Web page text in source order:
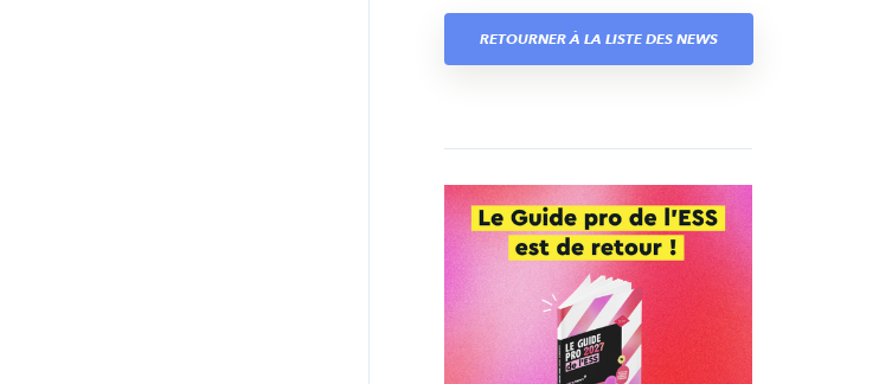
RETOURNER À LA LISTE DES NEWS